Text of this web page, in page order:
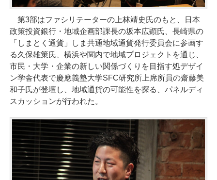
第3部はファシリテーターの上林靖史氏のもと、日本
政策投資銀行・地域企画部課長の坂本広顕氏、長崎県の
「しまとく通貨」しま共通地域通貨発行委員会に参画す
る久保雄策氏、横浜や関内で地域プロジェクトを通じ、
市民・大学・企業の新しい関係づくりを目指す処デザイ
ン学舎代表で慶應義塾大学SFC研究所上席所員の齋藤美
和子氏が登壇し、地域通貨の可能性を探る、パネルディ
スカッションが行われた。